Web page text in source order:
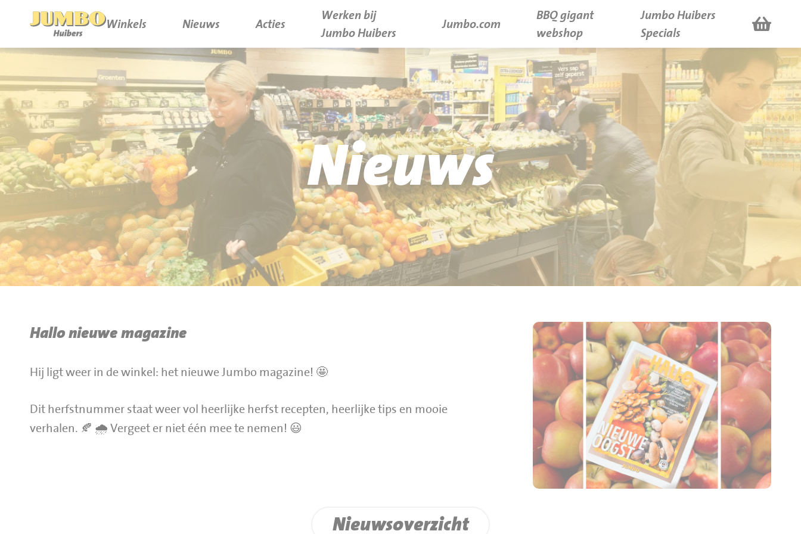
Winkels Nieuws Acties
Werken bij
Jumbo Huibers
Jumbo.com
BBQ gigant
webshop
Jumbo Huibers
Specials
P.W.A. Park
Bruïneplein
Petenbos
Nieuws
Acties
Werken bij Jumbo Huibers
Vacatures en Solliciteren
Werken en leren
Jumbo.com
BBQ gigant webshop
Nieuws
Hallo nieuwe magazine
Hij ligt weer in de winkel: het nieuwe Jumbo magazine! 🤩
Dit herfstnummer staat weer vol heerlijke herfst recepten, heerlijke tips en mooie
verhalen. 🍂 🌧 Vergeet er niet één mee te nemen! 😃
Nieuwsoverzicht